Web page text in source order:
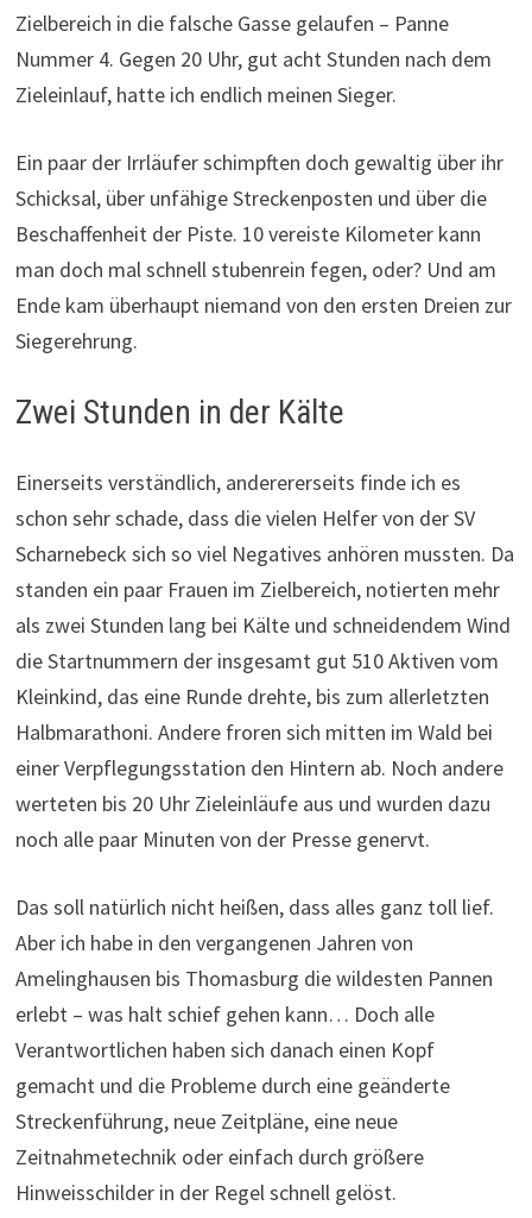
Zielbereich in die falsche Gasse gelaufen – Panne
Nummer 4. Gegen 20 Uhr, gut acht Stunden nach dem
Zieleinlauf, hatte ich endlich meinen Sieger.
Ein paar der Irrläufer schimpften doch gewaltig über ihr
Schicksal, über unfähige Streckenposten und über die
Beschaffenheit der Piste. 10 vereiste Kilometer kann
man doch mal schnell stubenrein fegen, oder? Und am
Ende kam überhaupt niemand von den ersten Dreien zur
Siegerehrung.
Zwei Stunden in der Kälte
Einerseits verständlich, anderererseits finde ich es
schon sehr schade, dass die vielen Helfer von der SV
Scharnebeck sich so viel Negatives anhören mussten. Da
standen ein paar Frauen im Zielbereich, notierten mehr
als zwei Stunden lang bei Kälte und schneidendem Wind
die Startnummern der insgesamt gut 510 Aktiven vom
Kleinkind, das eine Runde drehte, bis zum allerletzten
Halbmarathoni. Andere froren sich mitten im Wald bei
einer Verpflegungsstation den Hintern ab. Noch andere
werteten bis 20 Uhr Zieleinläufe aus und wurden dazu
noch alle paar Minuten von der Presse genervt.
Das soll natürlich nicht heißen, dass alles ganz toll lief.
Aber ich habe in den vergangenen Jahren von
Amelinghausen bis Thomasburg die wildesten Pannen
erlebt – was halt schief gehen kann… Doch alle
Verantwortlichen haben sich danach einen Kopf
gemacht und die Probleme durch eine geänderte
Streckenführung, neue Zeitpläne, eine neue
Zeitnahmetechnik oder einfach durch größere
Hinweisschilder in der Regel schnell gelöst.